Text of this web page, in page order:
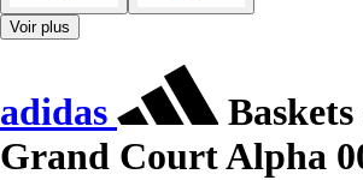
Voir plus
adidas
Grand Court Alpha